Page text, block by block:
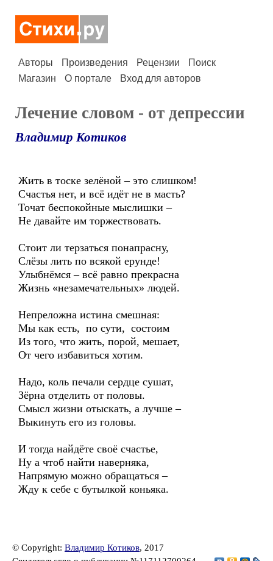
Авторы Произведения Рецензии
Поиск
Магазин
О портале Вход для авторов
Лечение словом - от депрессии
Владимир Котиков
Жить в тоске зелёной – это слишком!
Счастья нет, и всё идёт не в масть?
Точат беспокойные мыслишки –
Не давайте им торжествовать.
Стоит ли терзаться понапрасну,
Слёзы лить по всякой ерунде!
Улыбнёмся – всё равно прекрасна
Жизнь «незамечательных» людей.
Непреложна истина смешная:
Мы как есть, по сути, состоим
Из того, что жить, порой, мешает,
От чего избавиться хотим.
Надо, коль печали сердце сушат,
Зёрна отделить от половы.
Смысл жизни отыскать, а лучше –
Выкинуть его из головы.
И тогда найдёте своё счастье,
Ну а чтоб найти наверняка,
Напрямую можно обращаться –
Жду к себе с бутылкой коньяка.
© Copyright: Владимир Котиков, 2017